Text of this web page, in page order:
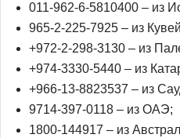
011-962-6-5810400 – из
965-2-225-7925 – из
+972-2-298-3130 – из
+974-3330-5440 – из
+966-13-8823537 – из
9714-397-0118 – из ОАЭ;
1800-144917 – из